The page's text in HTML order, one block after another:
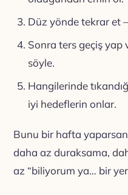
Düz yönde tekrar et
Sonra ters geçiş yap
söyle.
Hangilerinde
iyi hedeflerin onlar.
Bunu bir hafta
daha az duraksama,
az “biliyorum ya… bir